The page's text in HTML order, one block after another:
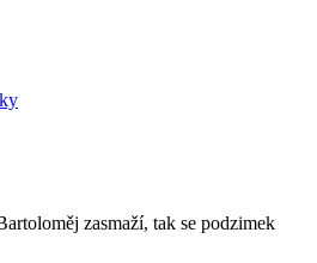
zasmaží, tak se podzimek